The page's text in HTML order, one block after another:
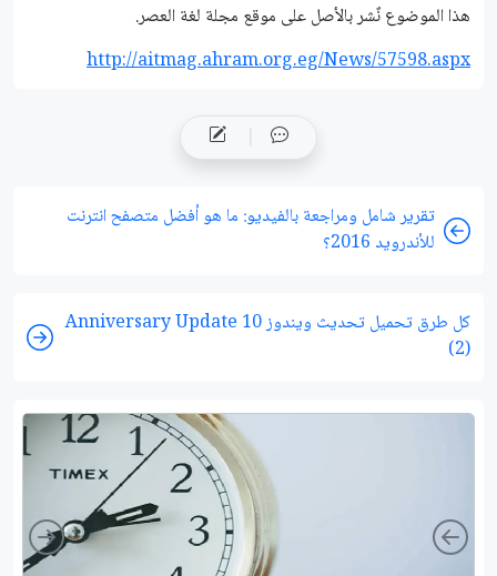
هذا الموضوع نٌشر باﻷصل على موقع مجلة لغة العصر.
http://aitmag.ahram.org.eg/News/57598.aspx
تقرير شامل ومراجعة بالفيديو: ما هو أفضل متصفح انترنت
للأندرويد 2016؟
كل طرق تحميل تحديث ويندوز 10 Anniversary Update
(2)
Left